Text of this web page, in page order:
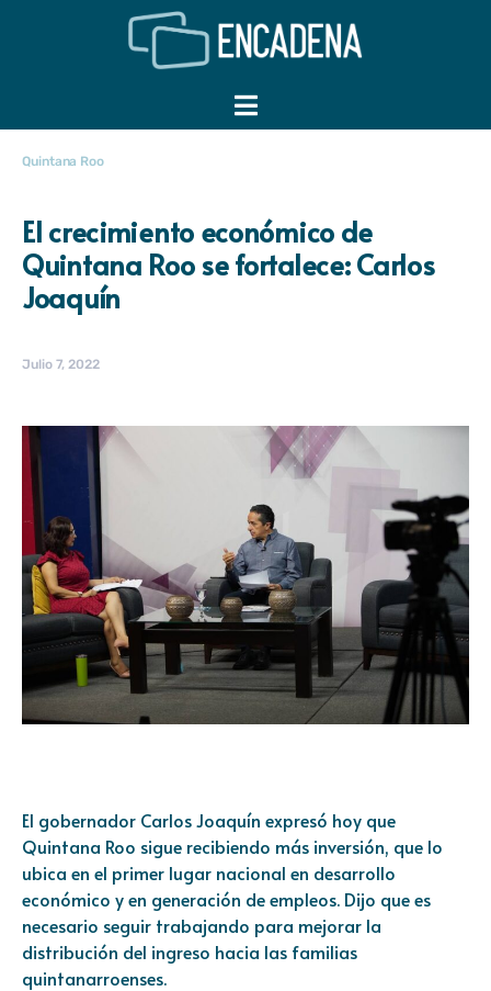
Quintana Roo
El crecimiento económico de
Quintana Roo se fortalece: Carlos
Joaquín
Julio 7, 2022
El gobernador Carlos Joaquín expresó hoy que
Quintana Roo sigue recibiendo más inversión, que lo
ubica en el primer lugar nacional en desarrollo
económico y en generación de empleos. Dijo que es
necesario seguir trabajando para mejorar la
distribución del ingreso hacia las familias
quintanarroenses.